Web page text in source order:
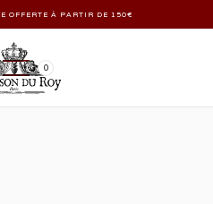
OFFERTE À PARTIR DE 150€
0